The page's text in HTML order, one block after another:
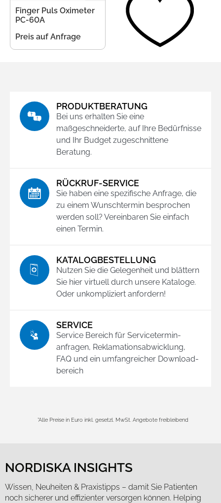
Zustimmung Details Über Cookies
Diese Webseite verwendet Cookies
Wir verwenden Cookies, um Inhalte und Anzeigen zu
personalisieren, Funktionen für soziale Medien anbieten
zu können und die Zugriffe auf unsere Website zu
analysieren. Außerdem geben wir Informationen zu Ihrer
weiteren Daten zusammen, die Sie ihnen bereitgestellt
Nur notwendige Cookies verwenden
Anmeldung
Merkliste
Finger Puls Oximeter
PC-60A
Preis auf Anfrage
PRODUKTBERATUNG
Bei uns erhalten Sie eine
maßgeschneiderte, auf Ihre Bedürfnisse
und Ihr Budget zugeschnittene
Beratung.
RÜCKRUF-SERVICE
Sie haben eine spezifische Anfrage, die
zu einem Wunschtermin besprochen
werden soll? Vereinbaren Sie einfach
einen Termin.
KATALOGBESTELLUNG
Nutzen Sie die Gelegenheit und blättern
Sie hier virtuell durch unsere Kataloge.
Oder unkompliziert anfordern!
SERVICE
Service Bereich für Service­termin­
anfragen, Reklamations­abwicklung,
FAQ und ein umfangreicher Download­
bereich
*Alle Preise in Euro inkl. gesetzl. MwSt. Angebote freibleibend
NORDISKA INSIGHTS
Wissen, Neuheiten & Praxistipps – damit Sie Patienten
noch sicherer und effizienter versorgen können. Helping